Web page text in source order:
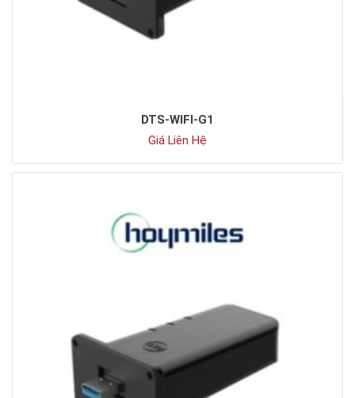
DTS-WIFI-G1
Giá Liên Hệ